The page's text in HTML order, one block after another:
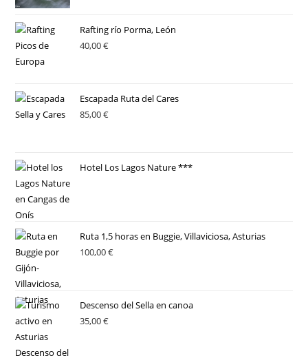
Rafting río Porma, León
40,00€
Escapada Ruta del Cares
85,00€
Hotel Los Lagos Nature ***
Ruta 1,5 horas en Buggie, Villaviciosa, Asturias
100,00€
Descenso del Sella en canoa
35,00€